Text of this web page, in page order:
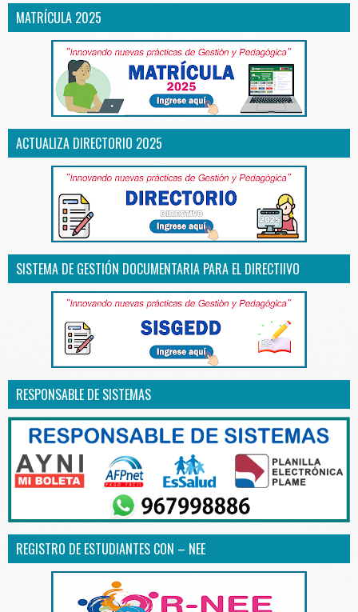
MATRÍCULA 2025
ACTUALIZA DIRECTORIO 2025
SISTEMA DE GESTIÓN DOCUMENTARIA PARA EL DIRECTIIVO
RESPONSABLE DE SISTEMAS
REGISTRO DE ESTUDIANTES CON – NEE